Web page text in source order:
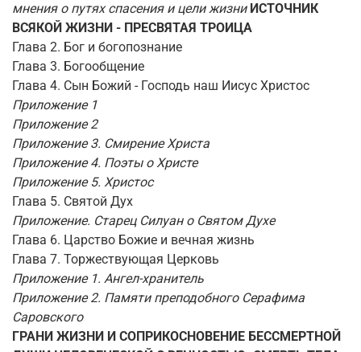
мнения о путях спасения и цели жизни ИСТОЧНИК
ВСЯКОЙ ЖИЗНИ - ПРЕСВЯТАЯ ТРОИЦА
Глава 2. Бог и богопознание
Глава 3. Богообщение
Глава 4. Сын Божий - Господь наш Иисус Христос
Приложение 1
Приложение 2
Приложение 3. Смирение Христа
Приложение 4. Поэты о Христе
Приложение 5. Христос
Глава 5. Святой Дух
Приложение. Старец Силуан о Святом Духе
Глава 6. Царство Божие и вечная жизнь
Глава 7. Торжествующая Церковь
Приложение 1. Ангел-хранитель
Приложение 2. Памяти преподобного Серафима
Саровского
ГРАНИ ЖИЗНИ И СОПРИКОСНОВЕНИЕ БЕССМЕРТНОЙ